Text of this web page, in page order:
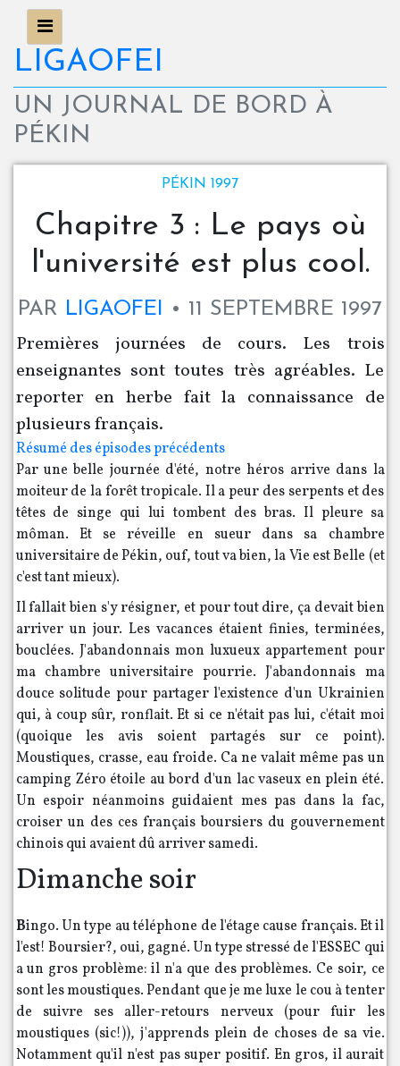
LIGAOFEI
UN JOURNAL DE BORD À
PÉKIN
PÉKIN 1997
Chapitre 3 : Le pays où
l'université est plus cool.
PAR LIGAOFEI 11 SEPTEMBRE 1997
Premières journées de cours. Les trois
enseignantes sont toutes très agréables. Le
reporter en herbe fait la connaissance de
plusieurs français.
Résumé des épisodes précédents
Par une belle journée d'été, notre héros arrive dans la
moiteur de la forêt tropicale. Il a peur des serpents et des
têtes de singe qui lui tombent des bras. Il pleure sa
môman. Et se réveille en sueur dans sa chambre
universitaire de Pékin, ouf, tout va bien, la Vie est Belle (et
c'est tant mieux).
Il fallait bien s'y résigner, et pour tout dire, ça devait bien
arriver un jour. Les vacances étaient finies, terminées,
bouclées. J'abandonnais mon luxueux appartement pour
ma chambre universitaire pourrie. J'abandonnais ma
douce solitude pour partager l'existence d'un Ukrainien
qui, à coup sûr, ronflait. Et si ce n'était pas lui, c'était moi
(quoique les avis soient partagés sur ce point).
Moustiques, crasse, eau froide. Ca ne valait même pas un
camping Zéro étoile au bord d'un lac vaseux en plein été.
Un espoir néanmoins guidaient mes pas dans la fac,
croiser un des ces français boursiers du gouvernement
chinois qui avaient dû arriver samedi.
Dimanche soir
Bingo. Un type au téléphone de l'étage cause français. Et il
l'est! Boursier?, oui, gagné. Un type stressé de l'ESSEC qui
a un gros problème: il n'a que des problèmes. Ce soir, ce
sont les moustiques. Pendant que je me luxe le cou à tenter
de suivre ses aller-retours nerveux (pour fuir les
moustiques (sic!)), j'apprends plein de choses de sa vie.
Notamment qu'il n'est pas super positif. En gros, il aurait